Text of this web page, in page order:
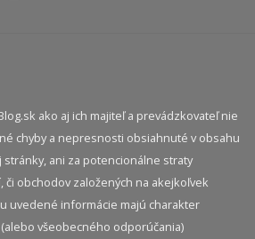
ako aj ich majiteľ a prevádzkovateľ nie
chyby a nepresnosti obsiahnuté v obsahu
ani za potencionálne straty
či obchodov založených na akejkoľvek
uvedené informácie majú charakter
všeobecného odporúčania)